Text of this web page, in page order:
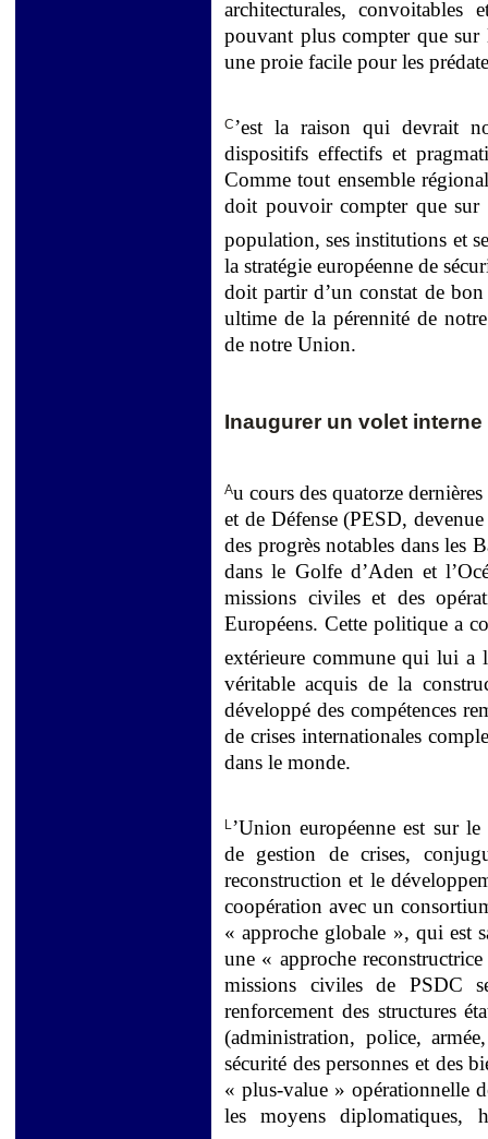
architecturales, convoitables
pouvant plus compter que
une proie facile pour les
C’est la raison qui devrait
dispositifs effectifs et
Comme tout ensemble
doit pouvoir compter que sur
population, ses institutions et
la stratégie européenne de
doit partir d’un constat de bon
ultime de la pérennité de
de notre Union.
Inaugurer un volet interne
Au cours des quatorze
et de Défense (PESD,
des progrès notables dans les
dans le Golfe d’Aden et
missions civiles et des
Européens. Cette politique a
extérieure commune qui lui a
véritable acquis de la
développé des compétences
de crises internationales
dans le monde.
L’Union européenne est sur
de gestion de crises,
reconstruction et le
coopération avec un
« approche globale », qui est
une « approche
missions civiles de PSDC
renforcement des structures
(administration, police,
sécurité des personnes et des
« plus-value » opérationnelle
les moyens diplomatiques,